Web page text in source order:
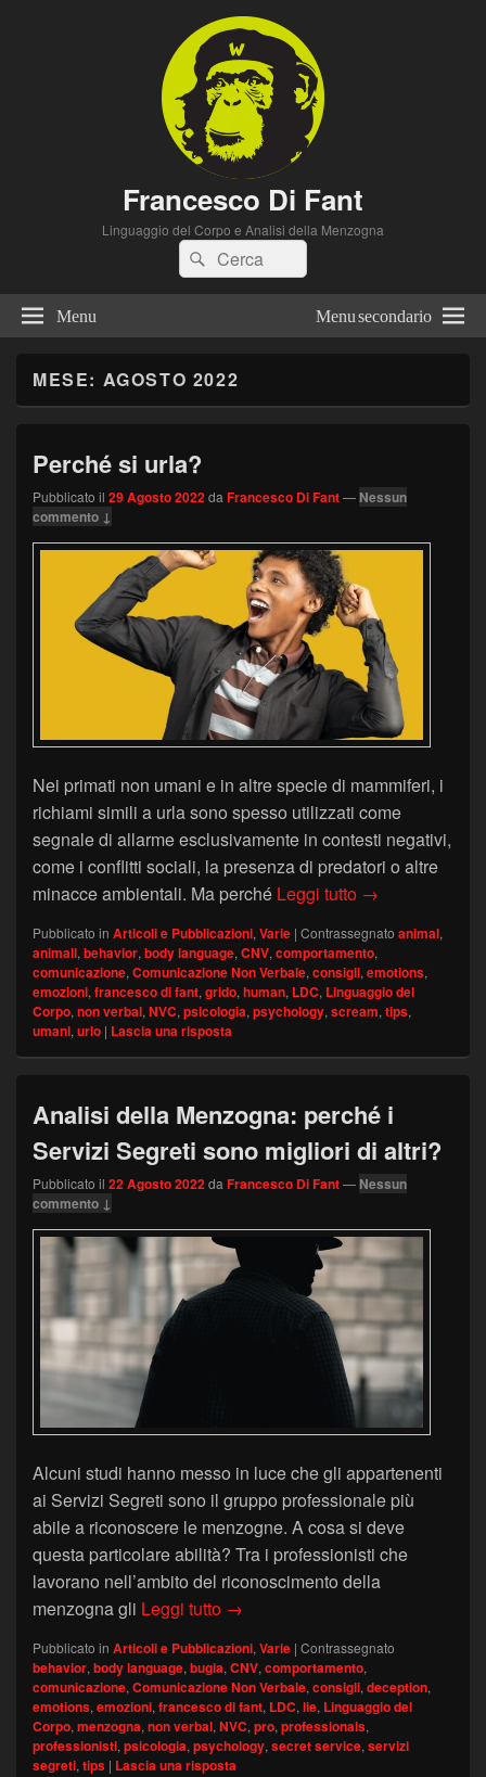
Francesco Di Fant
Linguaggio del Corpo e Analisi della Menzogna
Cerca:Cerca
Menu Menu secondario
MESE: AGOSTO 2022
Perché si urla?
Pubblicato il 29 Agosto 2022da Francesco Di Fant— Nessun
commento ↓
Nei primati non umani e in altre specie di mammiferi, i
richiami simili a urla sono spesso utilizzati come
segnale di allarme esclusivamente in contesti negativi,
come i conflitti sociali, la presenza di predatori o altre
minacce ambientali. Ma perché Leggi tutto Perché si urla?
→
Pubblicato in Articoli e Pubblicazioni,Varie | Contrassegnato animal,
animali,behavior,body language,CNV,comportamento,
comunicazione,Comunicazione Non Verbale,consigli,emotions,
emozioni,francesco di fant,grido,human, LDC, Linguaggio del
Corpo,non verbal,NVC,psicologia,psychology,scream,tips,
umani,urlo | Lascia una risposta
Analisi della Menzogna: perché i
Servizi Segreti sono migliori di altri?
Pubblicato il 22 Agosto 2022daFrancesco Di Fant— Nessun
commento ↓
Alcuni studi hanno messo in luce che gli appartenenti
ai Servizi Segreti sono il gruppo professionale più
abile a riconoscere le menzogne. A cosa si deve
questa particolare abilità? Tra i professionisti che
lavorano nell’ambito del riconoscimento della
menzogna gli Leggi tutto Analisi della Menzogna: perché
→
Pubblicato in Articoli e Pubblicazioni, Varie | Contrassegnato
behavior, body language, bugia, CNV, comportamento,
comunicazione, Comunicazione Non Verbale, consigli, deception,
emotions, emozioni, francesco di fant, LDC, lie, Linguaggio del
Corpo, menzogna, non verbal, NVC, pro, professionals,
professionisti, psicologia, psychology, secret service, servizi
segreti, tips | Lascia una risposta